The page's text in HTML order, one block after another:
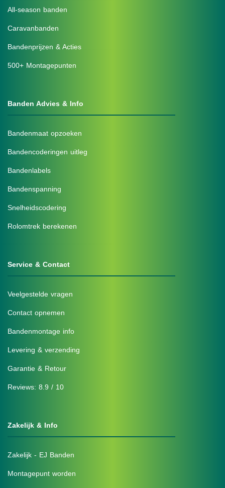
All-season banden
Caravanbanden
Bandenprijzen & Acties
500+ Montagepunten
Banden Advies & Info
Bandenmaat opzoeken
Bandencoderingen uitleg
Bandenlabels
Bandenspanning
Snelheidscodering
Rolomtrek berekenen
Service & Contact
Veelgestelde vragen
Contact opnemen
Bandenmontage info
Levering & verzending
Garantie & Retour
Reviews: 8.9 / 10
Zakelijk & Info
Zakelijk - EJ Banden
Montagepunt worden